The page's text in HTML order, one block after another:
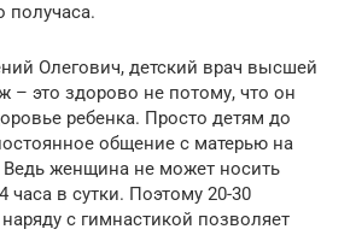
получаса.
Олегович, детский врач высшей
– это здорово не потому, что он
ребенка. Просто детям до
общение с матерью на
Ведь женщина не может носить
часа в сутки. Поэтому 20-30
с гимнастикой позволяет